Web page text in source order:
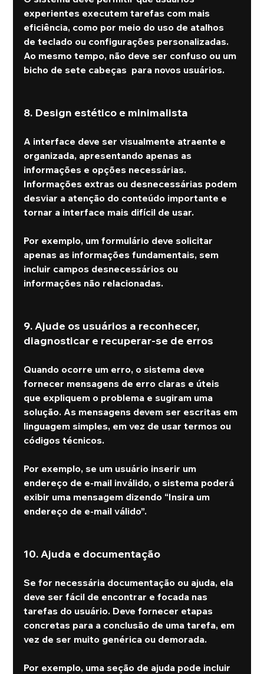
experientes executem tarefas com mais
eficiência, como por meio do uso de atalhos
de teclado ou configurações personalizadas.
Ao mesmo tempo, não deve ser confuso ou um
bicho de sete cabeças  para novos usuários.
8. Design estético e minimalista
A interface deve ser visualmente atraente e
organizada, apresentando apenas as
informações e opções necessárias.
Informações extras ou desnecessárias podem
desviar a atenção do conteúdo importante e
tornar a interface mais difícil de usar.
Por exemplo, um formulário deve solicitar
apenas as informações fundamentais, sem
incluir campos desnecessários ou
informações não relacionadas.
9. Ajude os usuários a reconhecer,
diagnosticar e recuperar-se de erros
Quando ocorre um erro, o sistema deve
fornecer mensagens de erro claras e úteis
que expliquem o problema e sugiram uma
solução. As mensagens devem ser escritas em
linguagem simples, em vez de usar termos ou
códigos técnicos.
Por exemplo, se um usuário inserir um
endereço de e-mail inválido, o sistema poderá
exibir uma mensagem dizendo “Insira um
endereço de e-mail válido”.
10. Ajuda e documentação
Se for necessária documentação ou ajuda, ela
deve ser fácil de encontrar e focada nas
tarefas do usuário. Deve fornecer etapas
concretas para a conclusão de uma tarefa, em
vez de ser muito genérica ou demorada.
Por exemplo, uma seção de ajuda pode incluir